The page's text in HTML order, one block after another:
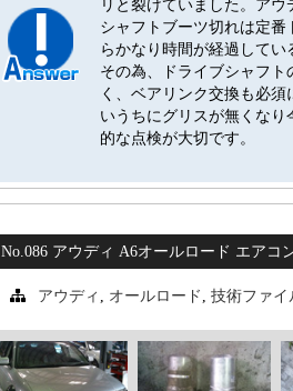
リと裂けていました。ア
シャフトブーツ切れは定
らかなり時間が経過してい
その為、ドライブシャフ
く、ベアリンク交換も必
いうちにグリスが無くな
的な点検が大切です。
No.086 アウディ A6オールロード エアコ
アウディ オールロード ,技術ファイ